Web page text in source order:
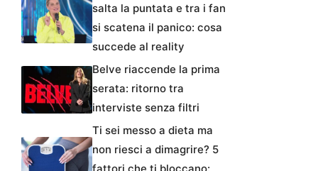
salta la puntata e tra i fan
si scatena il panico: cosa
succede al reality
Belve riaccende la prima
serata: ritorno tra
interviste senza filtri
Ti sei messo a dieta ma
non riesci a dimagrire? 5